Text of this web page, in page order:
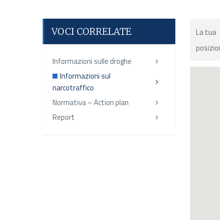
VOCI CORRELATE
Informazioni sulle droghe
Informazioni sul
narcotraffico
Normativa – Action plan
Report
La tua